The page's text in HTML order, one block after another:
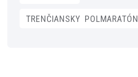
TRENČIANSKY POLMARATÓN